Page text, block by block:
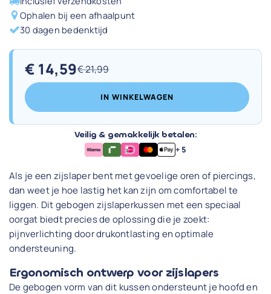
Ophalen bij een afhaalpunt
30 dagen bedenktijd
€21,99
Oorspronkelijke
prijs
was:
€ 21,99.
€ 14,59
Huidige
prijs
is:
€ 14,59.
IN WINKELWAGEN
Veilig & gemakkelijk betalen:
+ 5
Als je een zijslaper bent met gevoelige oren of piercings,
dan weet je hoe lastig het kan zijn om comfortabel te
liggen. Dit gebogen zijslaperkussen met een speciaal
oorgat biedt precies de oplossing die je zoekt:
pijnverlichting door drukontlasting en optimale
ondersteuning.
Ergonomisch ontwerp voor zijslapers
De gebogen vorm van dit kussen ondersteunt je hoofd en